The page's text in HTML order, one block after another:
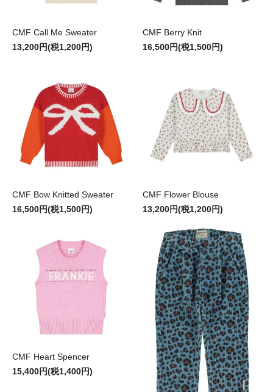
CMF Call Me Sweater
13,200円(税1,200円)
CMF Berry Knit
16,500円(税1,500円)
CMF Bow Knitted Sweater
16,500円(税1,500円)
CMF Flower Blouse
13,200円(税1,200円)
CMF Heart Spencer
15,400円(税1,400円)